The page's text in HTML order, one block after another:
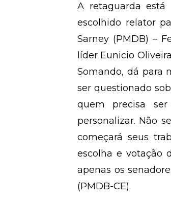
A retaguarda está
escolhido relator
Sarney (PMDB) –
líder Eunicio
Somando, dá para
ser questionado
quem precisa
personalizar. Não
começará seus
escolha e votação
apenas os
(PMDB-CE).